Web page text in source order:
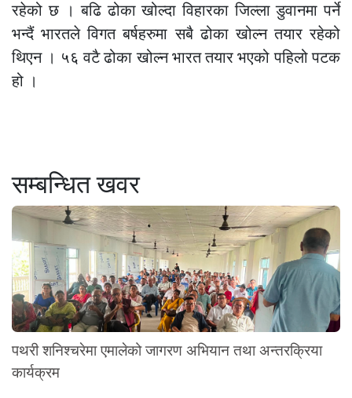
रहेको छ । बढि ढोका खोल्दा विहारका जिल्ला डुवानमा पर्ने
भन्दैं भारतले विगत बर्षहरुमा सबै ढोका खोल्न तयार रहेको
थिएन । ५६ वटै ढोका खोल्न भारत तयार भएको पहिलो पटक
हो ।
सम्बन्धित खवर
पथरी शनिश्चरेमा एमालेको जागरण अभियान तथा अन्तरक्रिया
कार्यक्रम